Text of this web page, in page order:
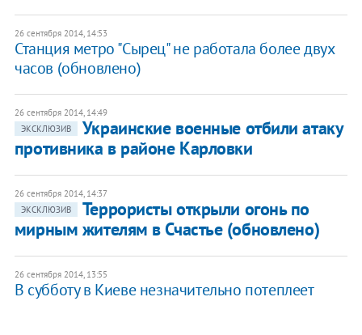
26 сентября 2014, 14:53
Станция метро "Сырец" не работала более двух
часов (обновлено)
26 сентября 2014, 14:49
ЭКСКЛЮЗИВ
Украинские военные отбили атаку
противника в районе Карловки
26 сентября 2014, 14:37
ЭКСКЛЮЗИВ
Террористы открыли огонь по
мирным жителям в Счастье (обновлено)
26 сентября 2014, 13:55
В субботу в Киеве незначительно потеплеет